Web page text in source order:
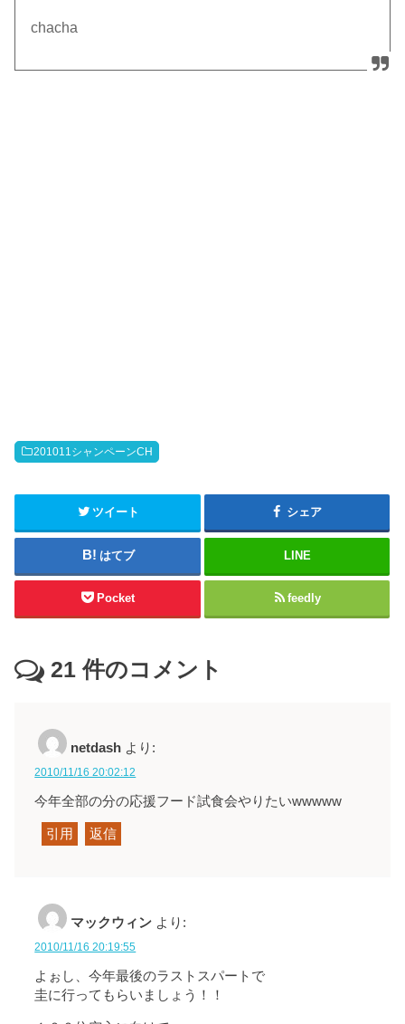
chacha
201011シャンペーンCH
ツイート シェア
はてブ LINE
Pocket feedly
21 件のコメント
netdash より:
2010/11/16 20:02:12
今年全部の分の応援フード試食会やりたいwwwww
引用 返信
マックウィン より:
2010/11/16 20:19:55
よぉし、今年最後のラストスパートで
圭に行ってもらいましょう！！